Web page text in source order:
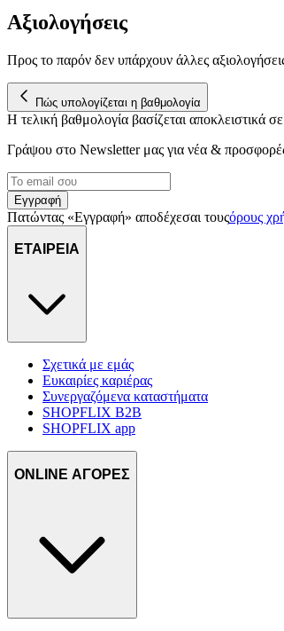
Αξιολογήσεις
Προς το παρόν δεν υπάρχουν άλλες
Πώς υπολογίζεται η βαθμολογία
Η τελική βαθμολογία βασίζεται αποκλειστικά
Γράψου στο Νewsletter μας για νέα &
Εγγραφή
Πατώντας «Εγγραφή» αποδέχεσαι τουςόρους
ΕΤΑΙΡΕΙΑ
Σχετικά με εμάς
Ευκαιρίες καριέρας
Συνεργαζόμενα καταστήματα
SHOPFLIX B2B
SHOPFLIX app
ONLINE ΑΓΟΡΕΣ